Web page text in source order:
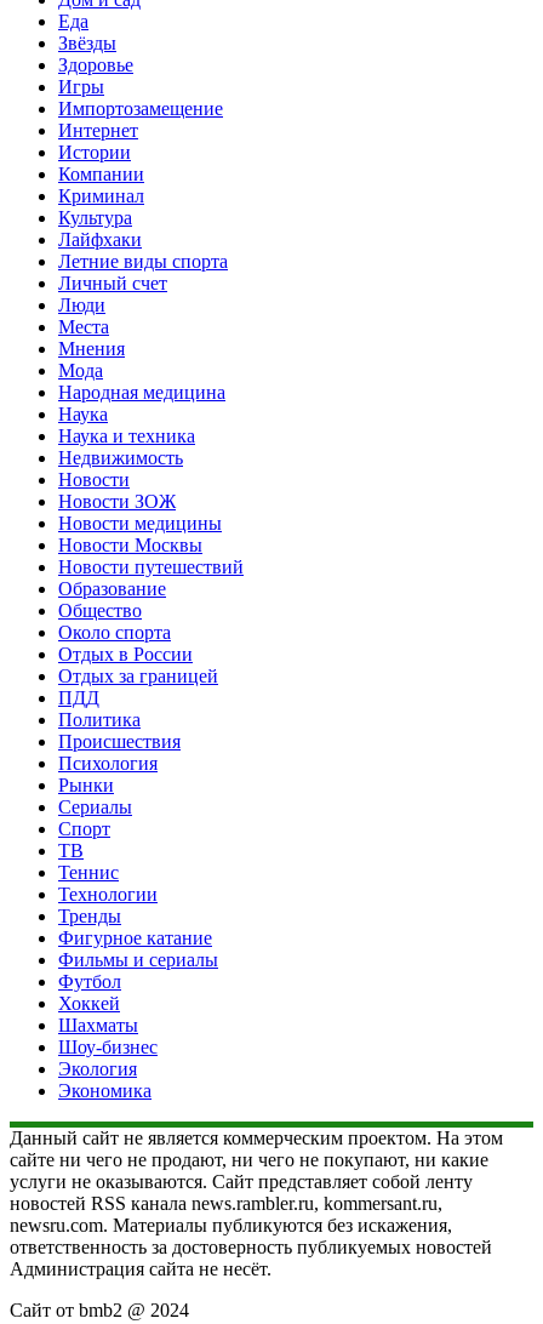
Еда
Звёзды
Здоровье
Игры
Импортозамещение
Интернет
Истории
Компании
Криминал
Культура
Лайфхаки
Летние виды спорта
Личный счет
Люди
Места
Мнения
Мода
Народная медицина
Наука
Наука и техника
Недвижимость
Новости
Новости ЗОЖ
Новости медицины
Новости Москвы
Новости путешествий
Образование
Общество
Около спорта
Отдых в России
Отдых за границей
ПДД
Политика
Происшествия
Психология
Рынки
Сериалы
Спорт
ТВ
Теннис
Технологии
Тренды
Фигурное катание
Фильмы и сериалы
Футбол
Хоккей
Шахматы
Шоу-бизнес
Экология
Экономика
Данный сайт не является коммерческим проектом. На этом
сайте ни чего не продают, ни чего не покупают, ни какие
услуги не оказываются. Сайт представляет собой ленту
новостей RSS канала news.rambler.ru, kommersant.ru,
newsru.com. Материалы публикуются без искажения,
ответственность за достоверность публикуемых новостей
Администрация сайта не несёт.
Сайт от bmb2 @ 2024